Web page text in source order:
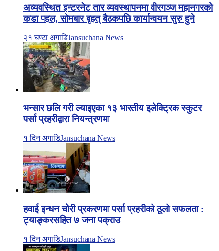
अव्यवस्थित इन्टरनेट तार व्यवस्थापनमा वीरगञ्ज महानगरको
कडा पहल, सोमबार बृहत् बैठकपछि कार्यान्वयन सुरु हुने
२१ घण्टा अगाडिJansuchana News
भन्सार छलि गरी ल्याइएका १३ भारतीय इलेक्ट्रिक स्कुटर
पर्सा प्रहरीद्वारा नियन्त्रणमा
१ दिन अगाडिJansuchana News
हवाई इन्धन चोरी प्रकरणमा पर्सा प्रहरीको ठूलो सफलता :
ट्याङ्करसहित ७ जना पक्राउ
१ दिन अगाडिJansuchana News